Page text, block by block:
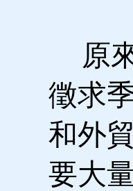
原來
徵求
和外
要大